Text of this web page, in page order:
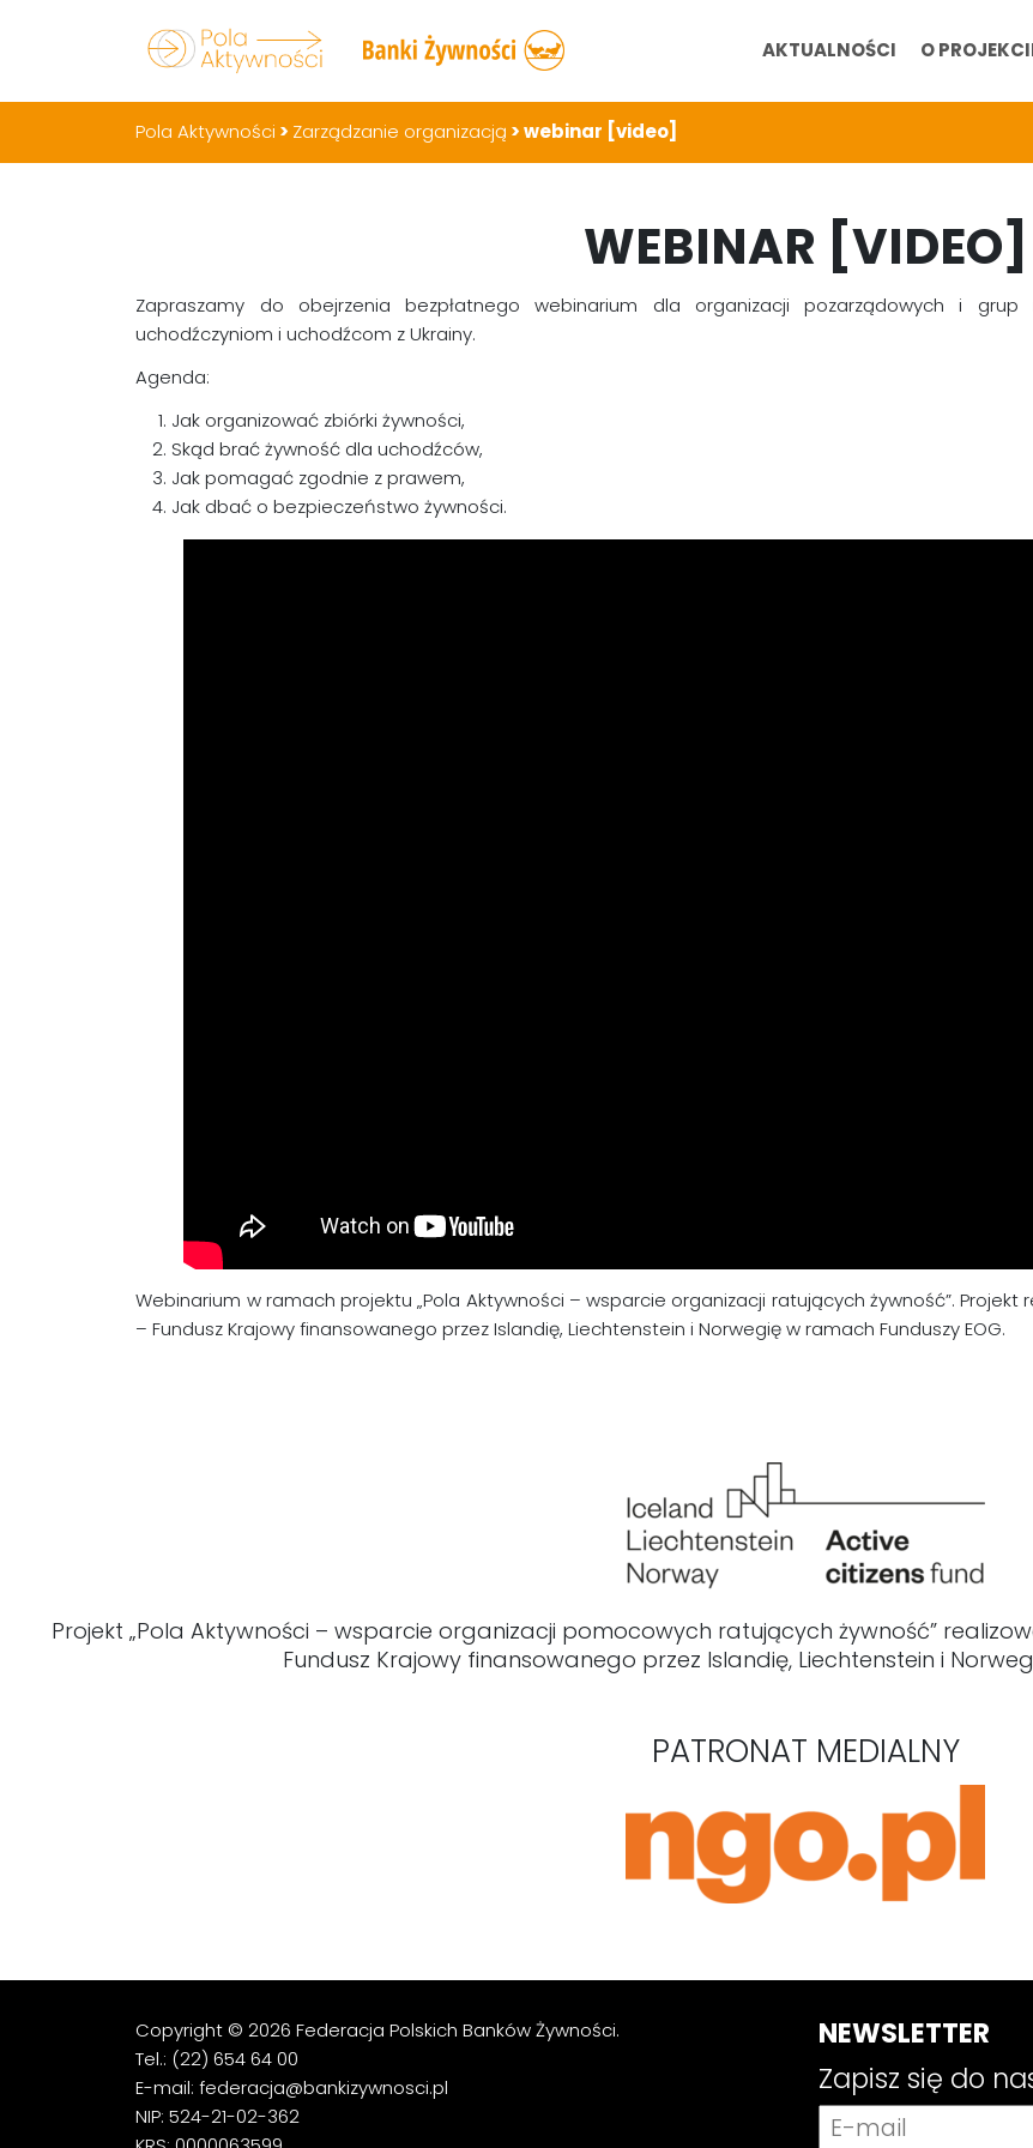
AKTUALNOŚCI O
Pola Aktywności > Zarządzanie organizacją >webinar [video]
WEBINAR [VIDEO]
Zapraszamy do obejrzenia bezpłatnego webinarium dla organizacji pozarządowych i grup
uchodźczyniom i uchodźcom z Ukrainy.
Agenda:
Jak organizować zbiórki żywności,
Skąd brać żywność dla uchodźców,
Jak pomagać zgodnie z prawem,
Jak dbać o bezpieczeństwo żywności.
Webinarium w ramach projektu „Pola Aktywności – wsparcie organizacji ratujących żywność”.
– Fundusz Krajowy finansowanego przez Islandię, Liechtenstein i Norwegię w ramach Funduszy EOG.
Projekt „Pola Aktywności – wsparcie organizacji pomocowych ratujących żywność”
Fundusz Krajowy finansowanego przez Islandię, Liechtenstein i
PATRONAT MEDIALNY
Copyright © 2026 Federacja Polskich Banków Żywności.
Tel.: (22) 654 64 00
E-mail: federacja@bankizywnosci.pl
NIP: 524-21-02-362
NEWSLETTER
Zapisz się do